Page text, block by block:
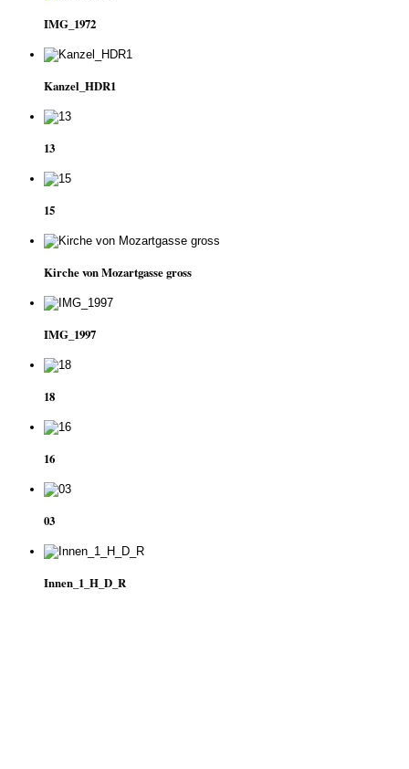
IMG_1972
Kanzel_HDR1
13
15
Kirche von Mozartgasse gross
IMG_1997
18
16
03
Innen_1_H_D_R